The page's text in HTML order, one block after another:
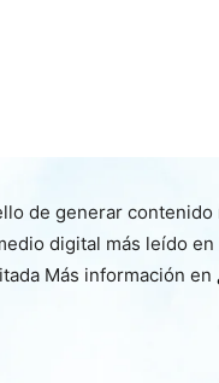
de generar
digital más leído
Más información en